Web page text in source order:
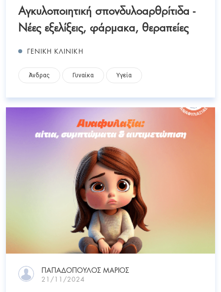
Αγκυλοποιητική σπονδυλοαρθρίτιδα -
Νέες εξελίξεις, φάρμακα, θεραπείες
ΓΕΝΙΚΗ ΚΛΙΝΙΚΗ
Άνδρας Γυναίκα Υγεία
ΠΑΠΑΔΟΠΟΥΛΟΣ ΜΑΡΙΟΣ
21/11/2024